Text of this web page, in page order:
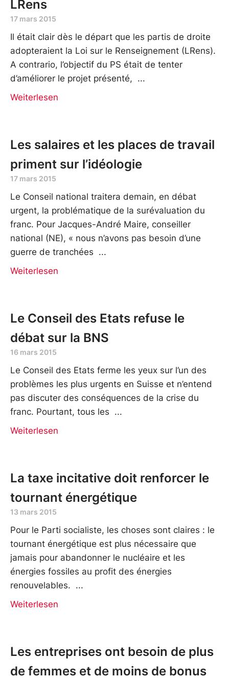
LRens
17 mars 2015
Il était clair dès le départ que les partis de droite
adopteraient la Loi sur le Renseignement (LRens).
A contrario, l’objectif du PS était de tenter
d’améliorer le projet présenté,
Weiterlesen
Les salaires et les places de travail
priment sur l’idéologie
17 mars 2015
Le Conseil national traitera demain, en débat
urgent, la problématique de la surévaluation du
franc. Pour Jacques-André Maire, conseiller
national (NE), « nous n’avons pas besoin d’une
guerre de tranchées
Weiterlesen
Le Conseil des Etats refuse le
débat sur la BNS
16 mars 2015
Le Conseil des Etats ferme les yeux sur l’un des
problèmes les plus urgents en Suisse et n’entend
pas discuter des conséquences de la crise du
franc. Pourtant, tous les
Weiterlesen
La taxe incitative doit renforcer le
tournant énergétique
13 mars 2015
Pour le Parti socialiste, les choses sont claires : le
tournant énergétique est plus nécessaire que
jamais pour abandonner le nucléaire et les
énergies fossiles au profit des énergies
renouvelables.
Weiterlesen
Les entreprises ont besoin de plus
de femmes et de moins de bonus